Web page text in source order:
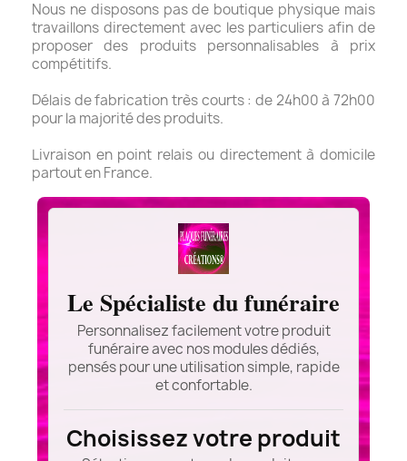
Nous ne disposons pas de boutique physique mais
travaillons directement avec les particuliers afin de
proposer des produits personnalisables à prix
compétitifs.
Délais de fabrication très courts : de 24h00 à 72h00
pour la majorité des produits.
Livraison en point relais ou directement à domicile
partout en France.
Le Spécialiste du funéraire
Personnalisez facilement votre produit
funéraire avec nos modules dédiés,
pensés pour une utilisation simple, rapide
et confortable.
Choisissez votre produit